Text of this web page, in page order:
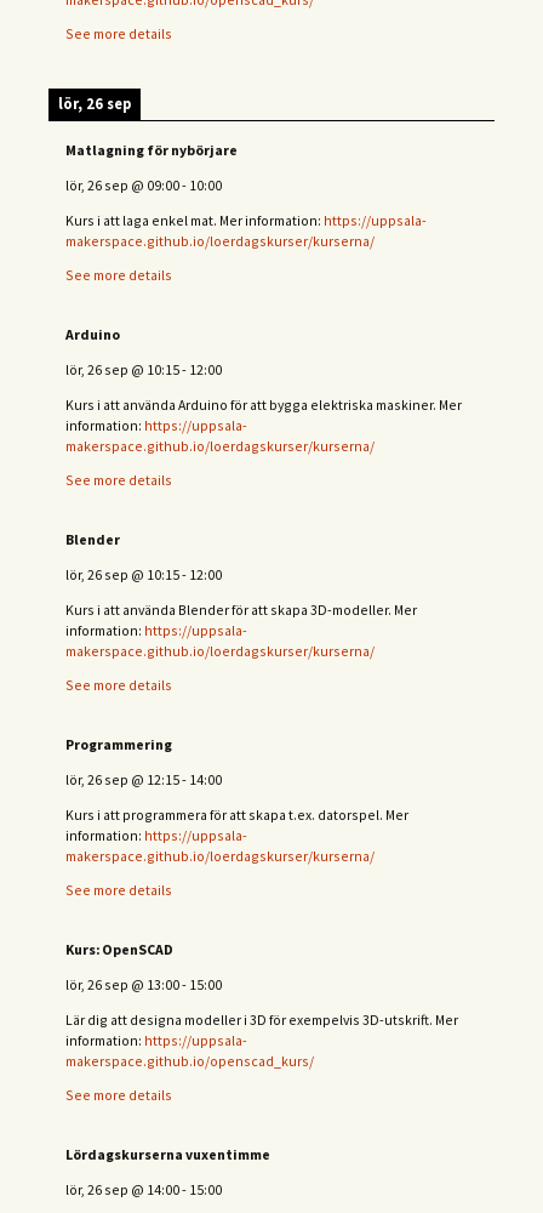
See more details
lör, 26 sep
Matlagning för nybörjare
lör, 26 sep @ 09:00- 10:00
Kurs i att laga enkel mat. Mer information: https://uppsala-
makerspace.github.io/loerdagskurser/kurserna/
See more details
Arduino
lör, 26 sep @ 10:15- 12:00
Kurs i att använda Arduino för att bygga elektriska maskiner. Mer
information: https://uppsala-
makerspace.github.io/loerdagskurser/kurserna/
See more details
Blender
lör, 26 sep @ 10:15- 12:00
Kurs i att använda Blender för att skapa 3D-modeller. Mer
information: https://uppsala-
makerspace.github.io/loerdagskurser/kurserna/
See more details
Programmering
lör, 26 sep @ 12:15- 14:00
Kurs i att programmera för att skapa t.ex. datorspel. Mer
information: https://uppsala-
makerspace.github.io/loerdagskurser/kurserna/
See more details
Kurs: OpenSCAD
lör, 26 sep @ 13:00- 15:00
Lär dig att designa modeller i 3D för exempelvis 3D-utskrift. Mer
information: https://uppsala-
makerspace.github.io/openscad_kurs/
See more details
Lördagskurserna vuxentimme
lör, 26 sep @ 14:00- 15:00